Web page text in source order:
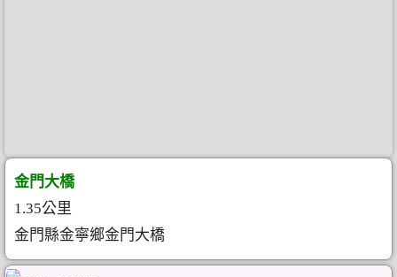
金門大橋
1.35公里
金門縣金寧鄉金門大橋